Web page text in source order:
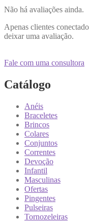
Não há avaliações ainda.
Apenas clientes
deixar uma avaliação.
Fale com uma consultora
Catálogo
Anéis
Braceletes
Brincos
Colares
Conjuntos
Correntes
Devoção
Infantil
Masculinas
Ofertas
Pingentes
Pulseiras
Tornozeleiras